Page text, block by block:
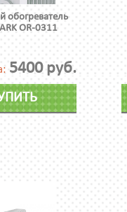
обогреватель
OR-0311
5400 руб.